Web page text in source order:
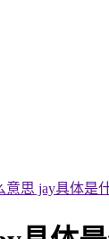
意思 jay具体是